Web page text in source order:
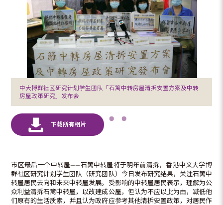
中大博群社区研究计划学生团队「石篱中转房屋清拆安置方案及中转
房屋政策研究」发布会
市区最后一个中转屋——石篱中转屋将于明年前清拆，香港中文大学博
群社区研究计划学生团队（研究团队）今日发布研究结果，关注石篱中
转屋居民去向和未来中转屋发展。受影响的中转屋居民表示，理解为公
众利益清拆石篱中转屋，以改建成公屋，但认为不应以此为由，减低他
们原有的生活质素，并且认为政府应参考其他清拆安置政策，对居民作